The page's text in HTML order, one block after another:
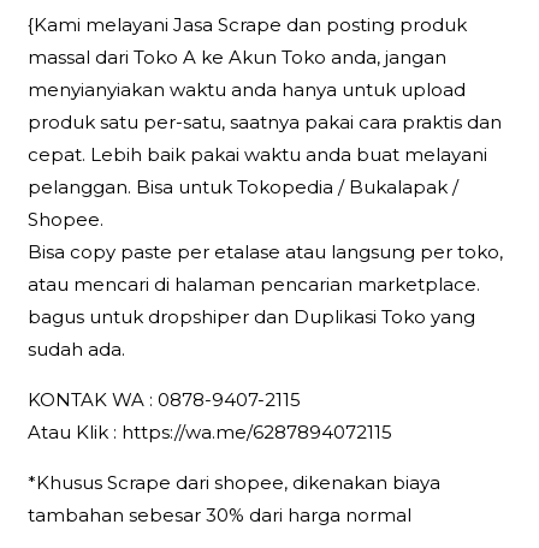
{Kami melayani Jasa Scrape dan posting produk
massal dari Toko A ke Akun Toko anda, jangan
menyianyiakan waktu anda hanya untuk upload
produk satu per-satu, saatnya pakai cara praktis dan
cepat. Lebih baik pakai waktu anda buat melayani
pelanggan. Bisa untuk Tokopedia / Bukalapak /
Shopee.
Bisa copy paste per etalase atau langsung per toko,
atau mencari di halaman pencarian marketplace.
bagus untuk dropshiper dan Duplikasi Toko yang
sudah ada.
KONTAK WA : 0878-9407-2115
Atau Klik : https://wa.me/6287894072115
*Khusus Scrape dari shopee, dikenakan biaya
tambahan sebesar 30% dari harga normal